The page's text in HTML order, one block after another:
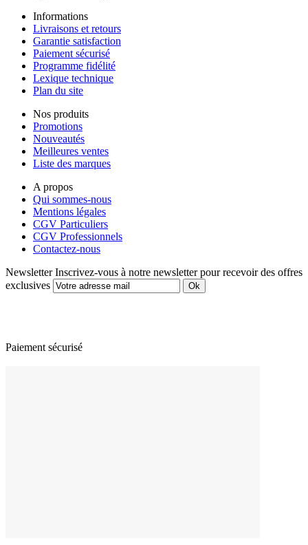
Informations
Livraisons et retours
Garantie satisfaction
Paiement sécurisé
Programme fidélité
Lexique technique
Plan du site
Nos produits
Promotions
Nouveautés
Meilleures ventes
Liste des marques
A propos
Qui sommes-nous
Mentions légales
CGV Particuliers
CGV Professionnels
Contactez-nous
Newsletter Inscrivez-vous à notre newsletter pour recevoir des offres
exclusives
Paiement sécurisé